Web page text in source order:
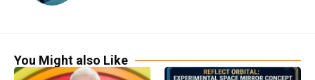
You Might also Like